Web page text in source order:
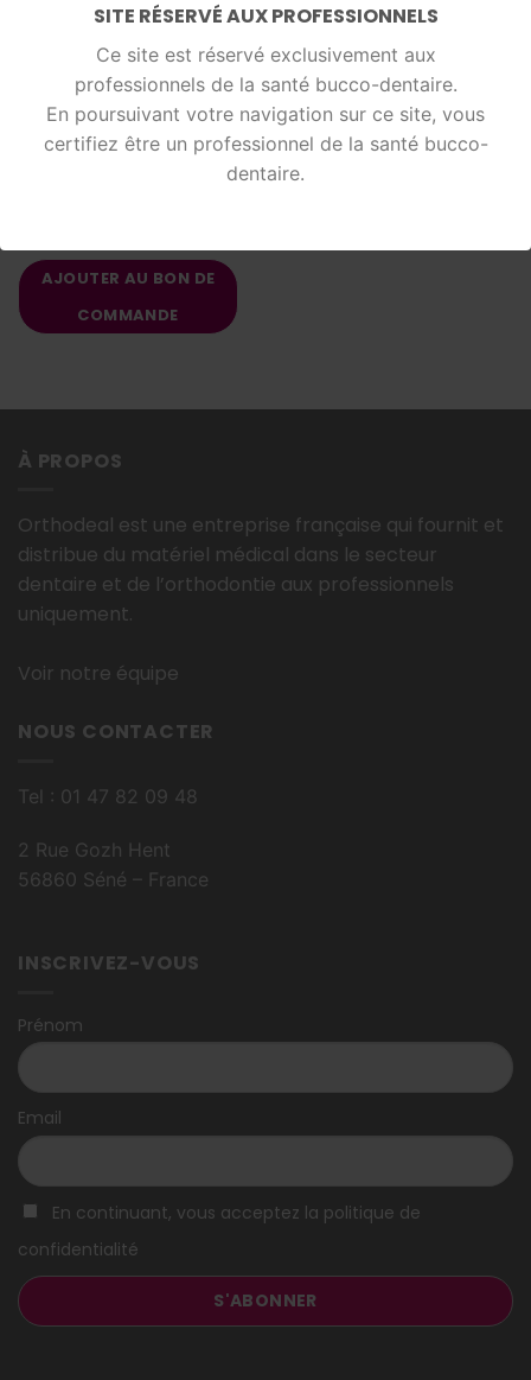
SITE RÉSERVÉ AUX PROFESSIONNELS
Ce site est réservé exclusivement aux
professionnels de la santé bucco-dentaire.
En poursuivant votre navigation sur ce site, vous
certifiez être un professionnel de la santé bucco-
dentaire.
MYOBRACE
AJOUTER AU BON DE
COMMANDE
À PROPOS
Orthodeal est une entreprise française qui fournit et
distribue du matériel médical dans le secteur
dentaire et de l’orthodontie aux professionnels
uniquement.
Voir notre équipe
NOUS CONTACTER
Tel : 01 47 82 09 48
2 Rue Gozh Hent
56860 Séné – France
INSCRIVEZ-VOUS
Prénom
Email
En continuant, vous acceptez la politique de
confidentialité